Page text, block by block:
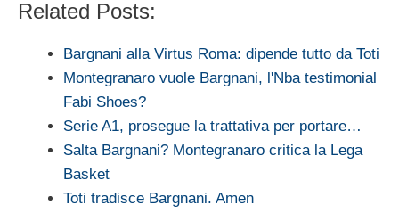
Related Posts:
Bargnani alla Virtus Roma: dipende tutto da Toti
Montegranaro vuole Bargnani, l'Nba testimonial
Fabi Shoes?
Serie A1, prosegue la trattativa per portare…
Salta Bargnani? Montegranaro critica la Lega
Basket
Toti tradisce Bargnani. Amen